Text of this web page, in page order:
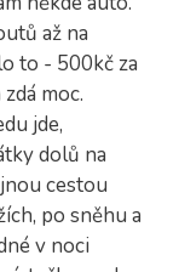
až na
to - 500kč za
moc.
jde,
dolů na
cestou
po sněhu a
v noci